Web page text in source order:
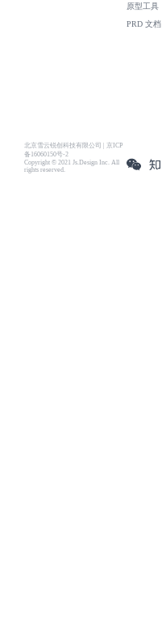
北京雪云锐创科技有限公司 | 京ICP
备16060150号-2
Copyright © 2021 Js.Design Inc. All
rights reserved.
原型工具
PRD 文档